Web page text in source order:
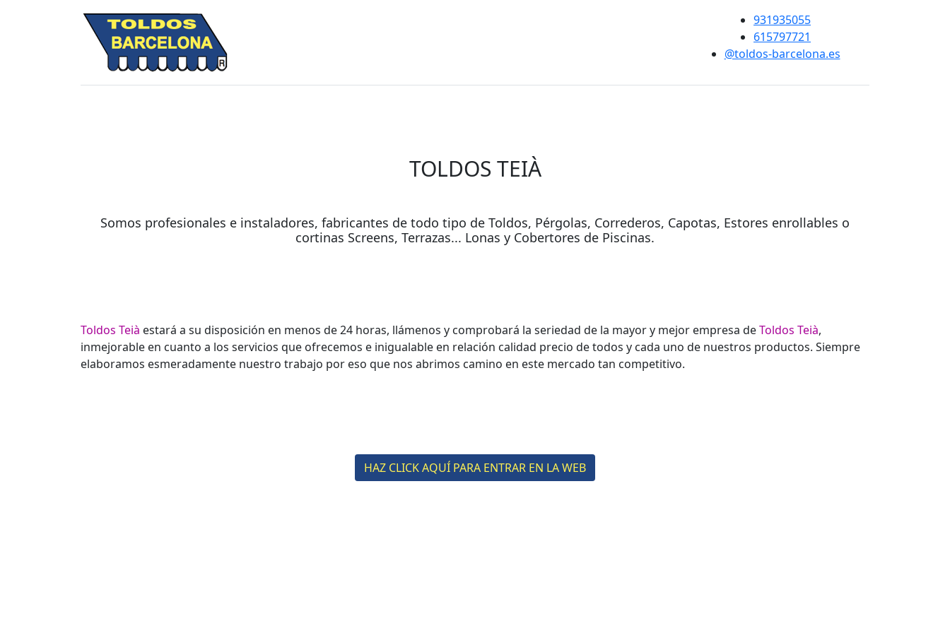
931935055
615797721
@toldos-barcelona.es
TOLDOS TEIÀ
Somos profesionales e instaladores, fabricantes de todo tipo de Toldos, Pérgolas, Correderos, Capotas, Estores enrollables o
cortinas Screens, Terrazas... Lonas y Cobertores de Piscinas.
Toldos Teià estará a su disposición en menos de 24 horas, llámenos y comprobará la seriedad de la mayor y mejor empresa deToldos Teià,
inmejorable en cuanto a los servicios que ofrecemos e inigualable en relación calidad precio de todos y cada uno de nuestros productos. Siempre
elaboramos esmeradamente nuestro trabajo por eso que nos abrimos camino en este mercado tan competitivo.
HAZ CLICK AQUÍ PARA ENTRAR EN LA WEB